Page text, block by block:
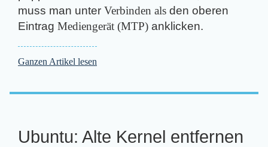
muss man unter Verbinden als den oberen
Eintrag Mediengerät (MTP) anklicken.
Ganzen Artikel lesen
Ubuntu: Alte Kernel entfernen